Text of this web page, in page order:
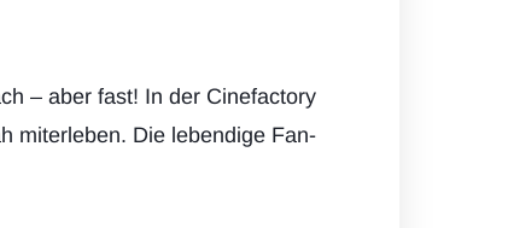
– aber fast! In der Cinefactory
miterleben. Die lebendige Fan-